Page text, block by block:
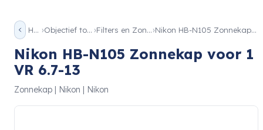
Home Objectief toebehoren Filters en Zonnekappen Nikon HB-N105 Zonnekap voor 1 VR 6.7-13
Nikon HB-N105 Zonnekap voor 1
VR 6.7-13
Zonnekap | Nikon | Nikon